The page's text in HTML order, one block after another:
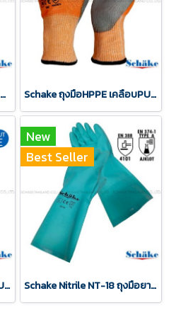
Schake ถุงมือไนล่อนเคลือบ PU เต็มฝ่ามือ สีดำ Schake ถุงมือHPPE เคลือบPU ถุงมือกันบาดCut E
Schake ถุงมือHPPE เคลือบPU ถุงมือกันบาดCut E สีเทา
New
Best Seller
Schake Nitrile NT-18 ถุงมือยางไนไตร